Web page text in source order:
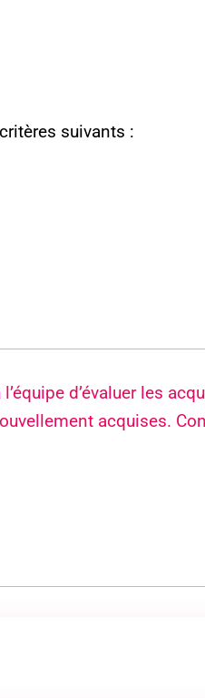
suivants :
d’évaluer les
acquises.